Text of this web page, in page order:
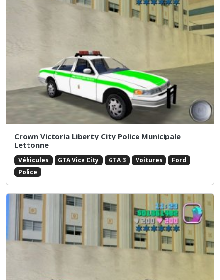
Crown Victoria Liberty City Police Municipale
Lettonne
Véhicules GTA Vice City GTA 3 Voitures
Ford
Police